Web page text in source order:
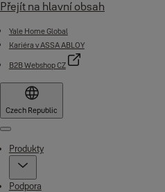
Přejít na hlavní obsah
Yale Home Global
Kariéra v ASSA ABLOY
B2B Webshop CZ
Czech Republic
Menu
Produkty
Podpora